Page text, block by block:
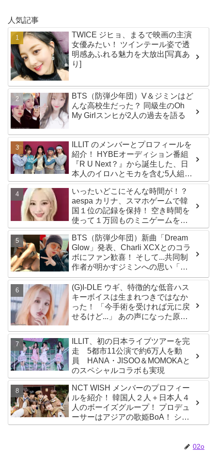
人気記事
TWICE ジヒョ、まるで映画の主演
女優みたい！ ツインテール姿で透
明感あふれる魅力を大放出[写真あ
り]
BTS（防弾少年団）V＆ジミンはど
んな高校生だった？ 同級生のOh
My Girlスンヒが2人の過去を語る
ILLIT のメンバーとプロフィールを
紹介！ HYBEオーディション番組
『R U Next？』から誕生した、日
本人のイロハとモカを含む5人組ガ
ールズグループ！ デビュー曲
「Magnetic」がいきなりの大ヒッ
ト
いったいどこにそんな時間が！？
aespa カリナ、スマホゲームで韓
国１位の記録を保持！ 空き時間を
使って１万回ものミニゲームをク
リア「芸能人たちが時間がないと
言っているのは全部嘘」
BTS（防弾少年団）新曲「Dream
Glow」発表、Charli XCXとのコラ
ボにファン歓喜！ そして...共同制
作者が明かすジミンへの思い「彼
の夢、そして彼の絶望から生まれ
た歌」
(G)I-DLE ウギ、特徴的な低音ハス
キーボイスは生まれつきではなか
った！ 「今手術を受ければ元に戻
せるけど...」 あの声になった原因
ILLIT、初の日本ライブツアーを完
走 5都市11公演で約6万人を動
員 HANA・JISOO＆MOMOKAと
のスペシャルコラボも実現
NCT WISH メンバーのプロフィー
ルを紹介！ 韓国人２人＋日本人４
人のボーイズグループ！ プロデュ
ーサーはアジアの歌姫BoA！ シオ
ン、ジェヒ、リク、ユウシ、リョ
02o